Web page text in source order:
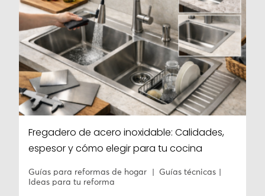
Fregadero de acero inoxidable: Calidades,
espesor y cómo elegir para tu cocina
Guías para reformas de hogar
Guías técnicas
Ideas para tu reforma